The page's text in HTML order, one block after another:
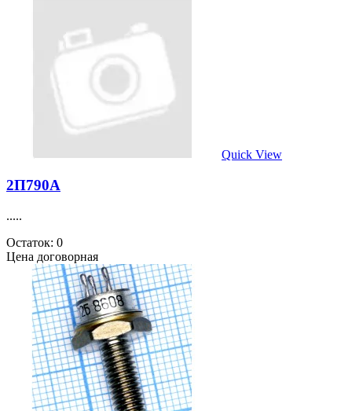
Quick View
2П790А
.....
Остаток: 0
Цена договорная